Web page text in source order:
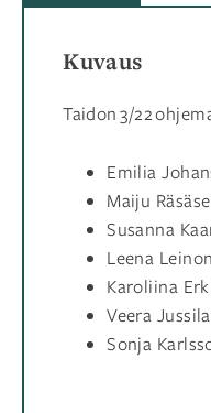
Kuvaus
Taidon3/22
Emilia
Maiju
Susanna
Leena
Karoliina
Veera
Sonja